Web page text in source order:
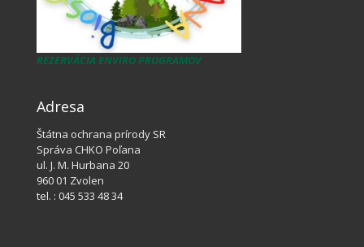
REZERVÁCIA ENVIRO PROGRAMOV
Adresa
Štátna ochrana prírody SR
Správa CHKO Poľana
ul. J. M. Hurbana 20
960 01 Zvolen
tel. : 045 533 48 34